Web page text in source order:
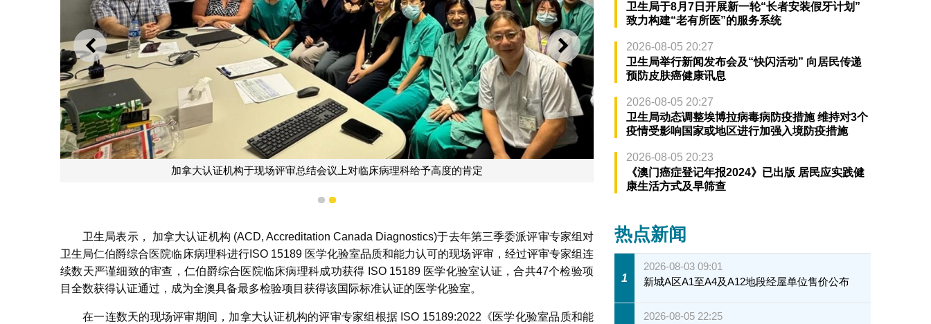
上一则 下一则
加拿大认证机构于现场评审总结会议上对临床病理科给予高度的肯定
1 2
卫生局表示， 加拿大认证机构 (ACD, Accreditation Canada Diagnostics)于去年第三季委派评审专家组对
卫生局仁伯爵综合医院临床病理科进行ISO 15189 医学化验室品质和能力认可的现场评审，经过评审专家组连
续数天严谨细致的审查，仁伯爵综合医院临床病理科成功获得 ISO 15189 医学化验室认证，合共47个检验项
目全数获得认证通过，成为全澳具备最多检验项目获得该国际标准认证的医学化验室。
在一连数天的现场评审期间，加拿大认证机构的评审专家组根据 ISO 15189:2022《医学化验室品质和能
卫生局于8月7日开展新一轮“长者安装假牙计划”
致力构建“老有所医”的服务系统
2026-08-05 20:27
卫生局举行新闻发布会及“快闪活动” 向居民传递
预防皮肤癌健康讯息
2026-08-05 20:27
卫生局动态调整埃博拉病毒病防疫措施 维持对3个
疫情受影响国家或地区进行加强入境防疫措施
2026-08-05 20:23
《澳门癌症登记年报2024》已出版 居民应实践健
康生活方式及早筛查
热点新闻
1
2026-08-03 09:01
新城A区A1至A4及A12地段经屋单位售价公布
2026-08-05 22:25